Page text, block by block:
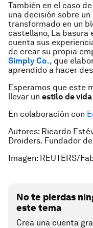
También en el caso de
una decisión sobre
transformado en un
castellano, La basura
cuenta sus
de crear su propia
Simply Co., que
aprendido a hacer
Esperamos que este
llevar un estilo de
En colaboración con
Autores: Ricardo
Droiders. Fundador
Imagen: REUTERS/
No te pierdas
este tema
Crea una cuenta